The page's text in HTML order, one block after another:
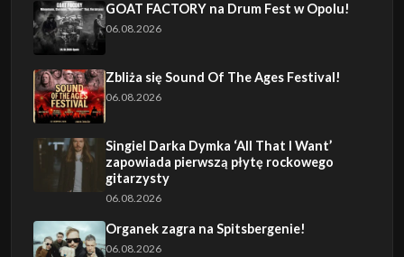
GOAT FACTORY na Drum Fest w Opolu!
06.08.2026
Zbliża się Sound Of The Ages Festival!
06.08.2026
Singiel Darka Dymka ‘All That I Want’
zapowiada pierwszą płytę rockowego
gitarzysty
06.08.2026
Organek zagra na Spitsbergenie!
06.08.2026